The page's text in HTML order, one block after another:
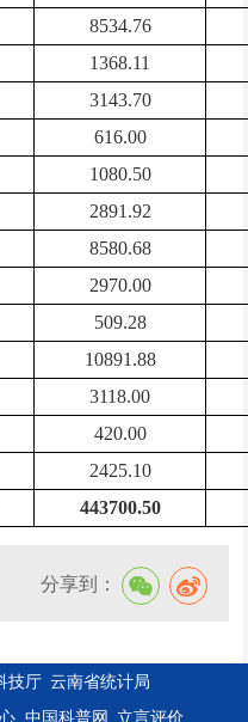
8534.76
1368.11
3143.70
616.00
1080.50
2891.92
8580.68
2970.00
509.28
10891.88
3118.00
420.00
2425.10
443700.50
分享到：
技厅 云南省统计局
中国科普网 立言评价